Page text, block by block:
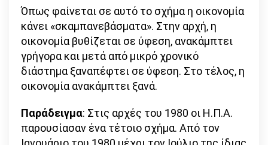
Όπως φαίνεται σε αυτό το σχήμα η οικονομία
κάνει «σκαμπανεβάσματα». Στην αρχή, η
οικονομία βυθίζεται σε ύφεση, ανακάμπτει
γρήγορα και μετά από μικρό χρονικό
διάστημα ξαναπέφτει σε ύφεση. Στο τέλος, η
οικονομία ανακάμπτει ξανά.
Παράδειγμα: Στις αρχές του 1980 οι Η.Π.Α.
παρουσίασαν ένα τέτοιο σχήμα. Από τον